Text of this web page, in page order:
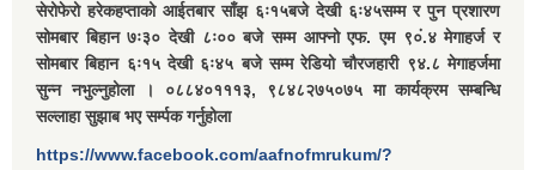
सेरोफेरो हरेकहप्ताको आईतबार साँझ ६ः१५बजे देखी ६ः४५सम्म र पुन प्रशारण
सोमबार बिहान ७ः३० देखी ८ः०० बजे सम्म आफ्नो एफ. एम ९०ं.४ मेगाहर्ज र
सोमबार बिहान ६ः१५ देखी ६ः४५ बजे सम्म रेडियो चौरजहारी ९४.८ मेगाहर्जमा
सुन्न नभुल्नुहोला । ०८८४०१११३, ९८४८२७५०७५ मा कार्यक्रम सम्बन्धि
सल्लाहा सुझाब भए सर्म्पक गर्नुहोला
https://www.facebook.com/aafnofmrukum/?